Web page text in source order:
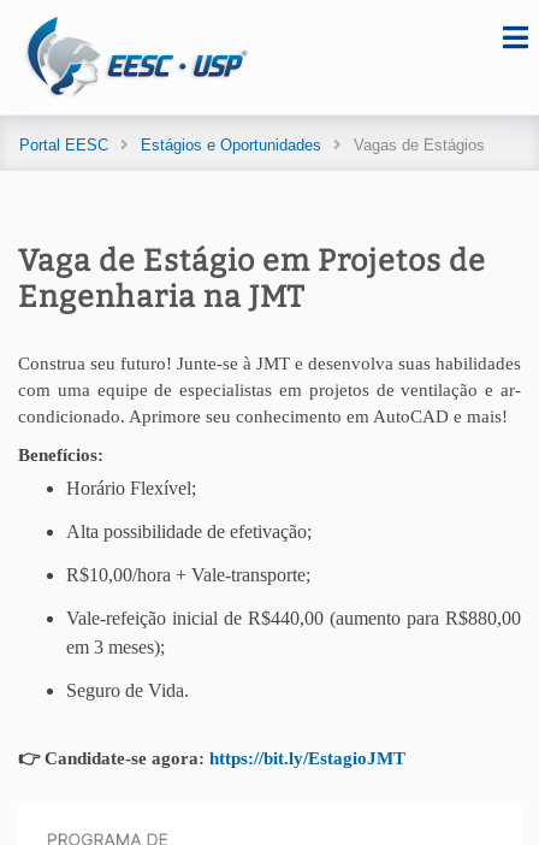
Portal EESC Estágios e Oportunidades Vagas de Estágios
Vaga de Estágio em Projetos de
Engenharia na JMT
Construa seu futuro! Junte-se à JMT e desenvolva suas habilidades
com uma equipe de especialistas em projetos de ventilação e ar-
condicionado. Aprimore seu conhecimento em AutoCAD e mais!
Benefícios:
Horário Flexível;
Alta possibilidade de efetivação;
R$10,00/hora + Vale-transporte;
Vale-refeição inicial de R$440,00 (aumento para R$880,00
em 3 meses);
Seguro de Vida.
👉 Candidate-se agora: https://bit.ly/EstagioJMT